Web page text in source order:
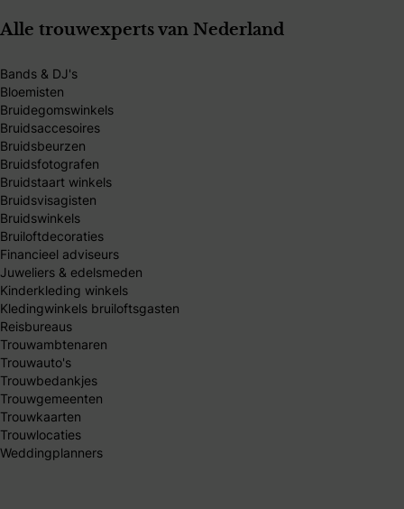
Alle trouwexperts van Nederland
Bands & DJ's
Bloemisten
Bruidegomswinkels
Bruidsaccesoires
Bruidsbeurzen
Bruidsfotografen
Bruidstaart winkels
Bruidsvisagisten
Bruidswinkels
Bruiloftdecoraties
Financieel adviseurs
Juweliers & edelsmeden
Kinderkleding winkels
Kledingwinkels bruiloftsgasten
Reisbureaus
Trouwambtenaren
Trouwauto's
Trouwbedankjes
Trouwgemeenten
Trouwkaarten
Trouwlocaties
Weddingplanners